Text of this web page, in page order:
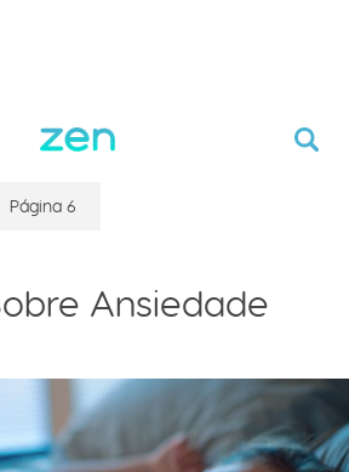
Página 6
Ansiedade